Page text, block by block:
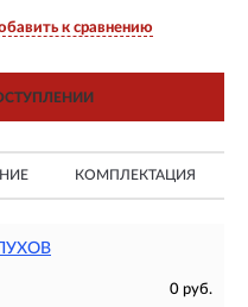
к сравнению
КОМПЛЕКТАЦИЯ
0 руб.